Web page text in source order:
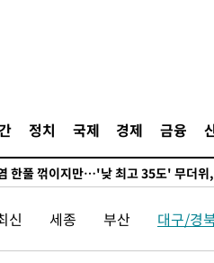
정치 국제 경제 금융
간당 81.4㎜ 물폭탄…도로 잠기고 담벼
80년근 천종산삼 9뿌리 발견…감정가
구, 나고야 아시안게임서 '홈팀' 일본과 한
한풀 꺾이지만…'낮 최고 35도' 무더위
수수색·성접대 논란' 축구협회 "실망과
염 지속…강원동해안 최대 150㎜ 비
신 세종 부산 대구/경